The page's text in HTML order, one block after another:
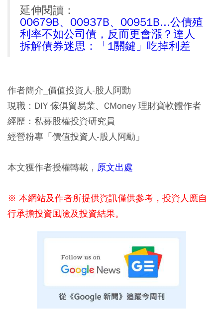
延伸閱讀：
00679B、00937B、00951B...公債殖
利率不如公司債，反而更會漲？達人
拆解債券迷思：「1關鍵」吃掉利差
作者簡介_價值投資人-股人阿勳
現職：DIY 傢俱貿易業、CMoney 理財寶軟體作者
經歷：私募股權投資研究員
經營粉專「價值投資人-股人阿勳」
本文獲作者授權轉載， 原文出處
※ 本網站及作者所提供資訊僅供參考，投資人應自
行承擔投資風險及投資結果。